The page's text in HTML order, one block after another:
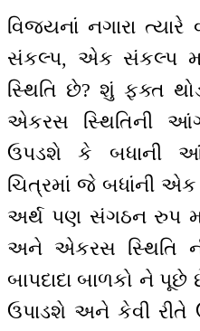
વિજયનાં નગારા ત્યારે
સંકલ્પ, એક સંકલ્પ
સ્થિતિ છે? શું ફક્ત
એકરસ સ્થિતિની
ઉપડશે કે બધાની
ચિત્રમાં જે બધાંની
અર્થ પણ સંગઠન રુપ
અને એકરસ સ્થિતિ
બાપદાદા બાળકો ને
ઉપાડશે અને કેવી રીતે